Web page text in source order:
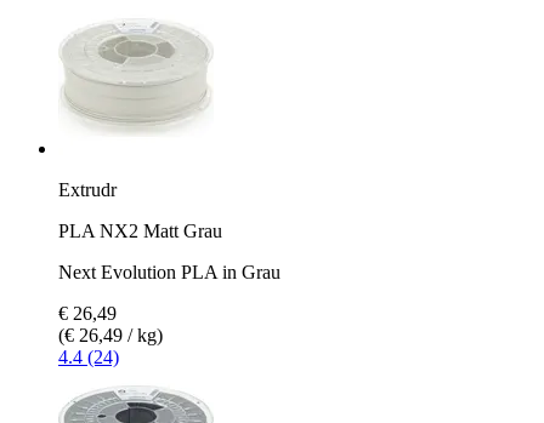
Extrudr
PLA NX2 Matt Grau
Next Evolution PLA in Grau
€ 26,49
(€ 26,49 / kg)
4.4 (24)